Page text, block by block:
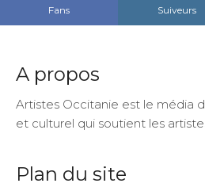
Fans
Suiveurs
A propos
Artistes Occitanie est le média
et culturel qui soutient les
Plan du site